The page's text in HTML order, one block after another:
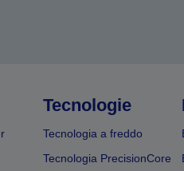
Tecnologie
Tecnologia a freddo
Tecnologia PrecisionCore